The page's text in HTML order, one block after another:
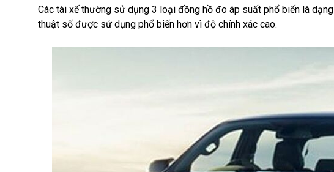
Các tài xế thường sử dụng 3 loại đồng hồ đo áp suất phổ biến là
thuật số được sử dụng phổ biến hơn vì độ chính xác cao.